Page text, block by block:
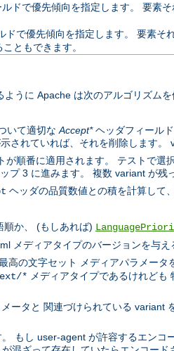
ドで優先傾向を指定します。 要素
ドで優先傾向を指定します。 要素そ
ともできます。
うに Apache は次のアルゴリズム
いて適切な Accept*ヘッダフィール
されていれば、それを削除します。
順番に適用されます。 テストで
プ 3 に進みます。 複数 variant が残
ヘッダの品質数値との積を計算して
順か、 (もしあれば)
メディアタイプのバージョンを与
高の文字セット メディアパラメー
* メディアタイプであるけれど
ータと 関連づけられている variant
もし user-agent が許容するエン